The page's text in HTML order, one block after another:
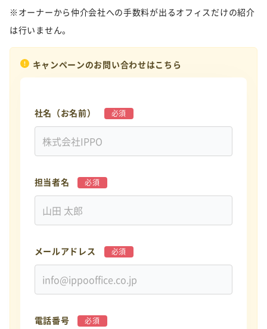
※オーナーから仲介会社への手数料が出るオフィスだけの紹介
は行いません。
キャンペーンのお問い合わせはこちら
社名（お名前） 必須
担当者名 必須
メールアドレス 必須
電話番号 必須